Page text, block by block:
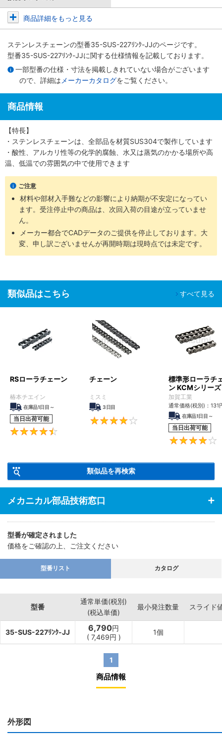
商品詳細をもっと見る
ステンレスチェーンの型番35-SUS-227ﾘﾝｸ-JJのページです。
型番35-SUS-227ﾘﾝｸ-JJに関する仕様情報を記載しております。
一部型番の仕様・寸法を掲載しきれていない場合がございます
ので、詳細は メーカーカタログをご覧ください。
商品情報
【特長】
・ステンレスチェーンは、全部品を材質SUS304で製作しています
・酸性、アルカリ性等の化学的腐蝕、水又は蒸気のかかる場所や高
温、低温での雰囲気の中で使用できます
ご注意
材料や部材入手難などの影響により納期が不安定になってい
ます。受注停止中の商品は、次回入荷の目途が立っていませ
ん。
メーカー都合でCADデータのご提供を停止しております。大
変、申し訳ございませんが再開時期は現時点では未定です。
類似品はこちら すべて見る
RSローラチェーン
椿本チエイン
在庫品1日目～
当日出荷可能
チェーン
ミスミ
3日目
4.1
標準形ローラチ
ン KCMシリーズ
加賀工業
通常価格(税別)： 131
在庫品1日目～
当日出荷可能
類似品を再検索
メカニカル部品技術窓口
型番が確定されました
価格をご確認の上、ご注文ください
型番リスト カタログ
型番
通常単価(税別)
(税込単価)
最小発注数量 スライド
35-SUS-227ﾘﾝｸ-JJ 6,790円
( 7,469円 )
1個
1
商品情報
外形図